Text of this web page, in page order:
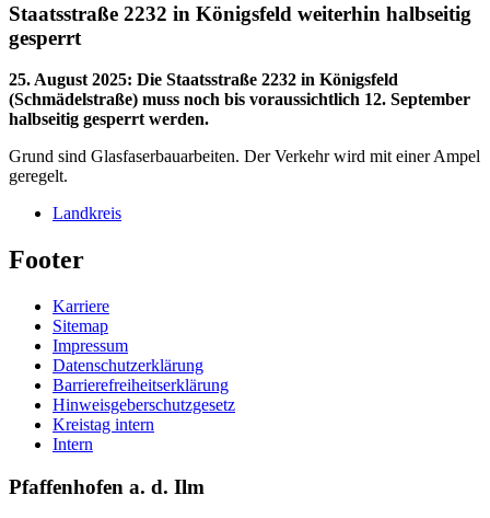
Staatsstraße 2232 in Königsfeld weiterhin halbseitig
gesperrt
25. August 2025: Die Staatsstraße 2232 in Königsfeld
(Schmädelstraße) muss noch bis voraussichtlich 12. September
halbseitig gesperrt werden.
Grund sind Glasfaserbauarbeiten. Der Verkehr wird mit einer Ampel
geregelt.
Landkreis
Footer
Karriere
Sitemap
Impressum
Datenschutzerklärung
Barrierefreiheitserklärung
Hinweisgeberschutzgesetz
Kreistag intern
Intern
Pfaffenhofen a. d. Ilm